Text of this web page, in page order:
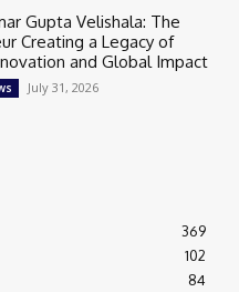
Gupta Velishala: The
Creating a Legacy of
and Global Impact
July 31, 2026
369
102
84